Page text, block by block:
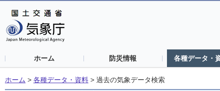
ホーム 防災情報 各種データ・
ホーム > 各種データ・資料 > 過去の気象データ検索